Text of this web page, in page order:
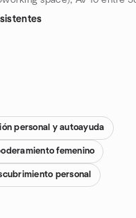
personal y autoayuda
femenino
personal